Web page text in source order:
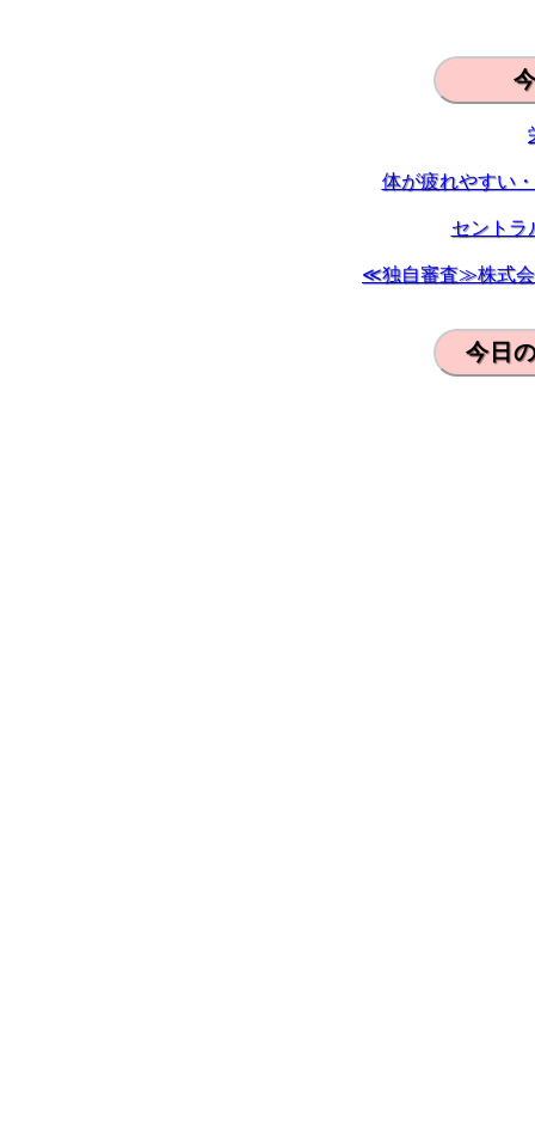
体が疲れやすい
セントラ
≪独自審査≫株式会
今日